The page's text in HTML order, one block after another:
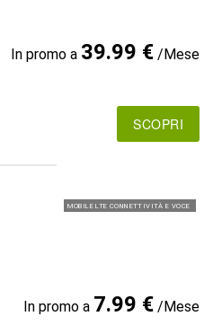
In promo a 39.99 €/Mese
SCOPRI
MOBILE LTE CONNETTIVITÀ E VOCE
In promo a 7.99 €/Mese